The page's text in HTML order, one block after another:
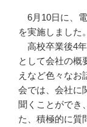
6月10日に、
を実施しました。
高校卒業後4
として会社の概
えなど色々なお
会では、会社に
聞くことができ
た、積極的に質